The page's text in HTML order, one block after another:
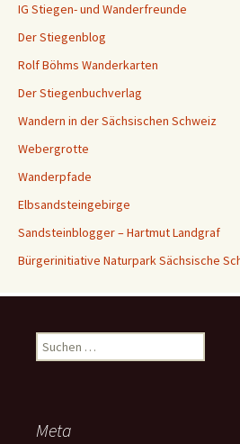
IG Stiegen- und Wanderfreunde
Der Stiegenblog
Rolf Böhms Wanderkarten
Der Stiegenbuchverlag
Wandern in der Sächsischen Schweiz
Webergrotte
Wanderpfade
Elbsandsteingebirge
Sandsteinblogger – Hartmut Landgraf
Bürgerinitiative Naturpark Sächsische
Suchen
nach:
Meta